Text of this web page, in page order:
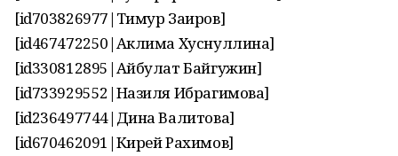
[id703826977|Тимур Заиров]
[id467472250|Аклима Хуснуллина]
[id330812895|Айбулат Байгужин]
[id733929552|Назиля Ибрагимова]
[id236497744|Дина Валитова]
[id670462091|Кирей Рахимов]